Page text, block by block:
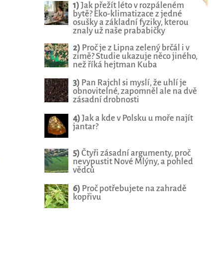
1) Jak přežít léto v rozpáleném
bytě? Eko-klimatizace z jedné
osušky a základní fyziky, kterou
znaly už naše prababičky
2) Proč je z Lipna zelený brčál i v
zimě? Studie ukazuje něco jiného,
než říká hejtman Kuba
3) Pan Rajchl si myslí, že uhlí je
obnovitelné, zapomněl ale na dvě
zásadní drobnosti
4) Jak a kde v Polsku u moře najít
jantar?
5) Čtyři zásadní argumenty, proč
nevypustit Nové Mlýny, a pohled
vědců
6) Proč potřebujete na zahradě
kopřivu